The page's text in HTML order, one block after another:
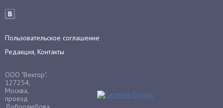
Декабрист
Дельфиниум
Денежное дерево
Диффенбахия
Пользовательское соглашение
Редакция, Контакты
ООО "Вектор".
127254,
Москва,
проезд